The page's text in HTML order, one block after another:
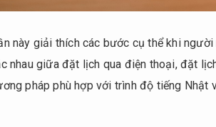
quầy
tiếp
nhận
này giải thích các bước cụ thể khi
nhau giữa đặt lịch qua điện thoại, đặt
pháp phù hợp với trình độ tiếng Nhật